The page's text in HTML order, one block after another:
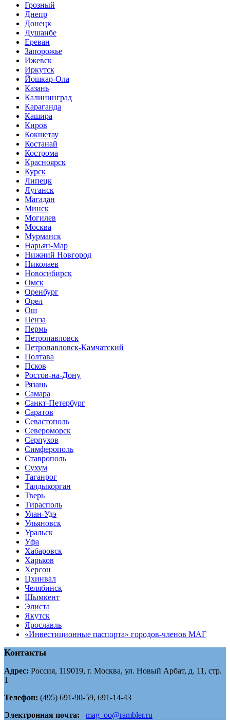
Грозный
Днепр
Донецк
Душанбе
Ереван
Запорожье
Ижевск
Иркутск
Йошкар-Ола
Казань
Калининград
Караганда
Кашира
Киров
Кокшетау
Костанай
Кострома
Красноярск
Курск
Липецк
Луганск
Магадан
Минск
Могилев
Москва
Мурманск
Нарьян-Мар
Нижний Новгород
Николаев
Новосибирск
Омск
Оренбург
Орел
Ош
Пенза
Пермь
Петропавловск
Петропавловск-Камчатский
Полтава
Псков
Ростов-на-Дону
Рязань
Самара
Санкт-Петербург
Саратов
Севастополь
Североморск
Серпухов
Симферополь
Ставрополь
Сухум
Таганрог
Tалдыкорган
Тверь
Тирасполь
Улан-Удэ
Ульяновск
Уральск
Уфа
Хабаровск
Харьков
Херсон
Цхинвал
Челябинск
Шымкент
Элиста
Якутск
Ярославль
«Инвестиционные паспорта» городов-членов МАГ
Контакты
Адрес: Россия, 119019, г. Москва, ул. Новый Арбат, д. 11, стр.
1
Телефон: (495) 691-90-59, 691-14-43
Электронная почта:
mag_oo@rambler.ru